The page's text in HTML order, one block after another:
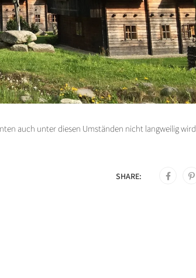
auch unter diesen Umständen nicht langweilig wird,
SHARE: